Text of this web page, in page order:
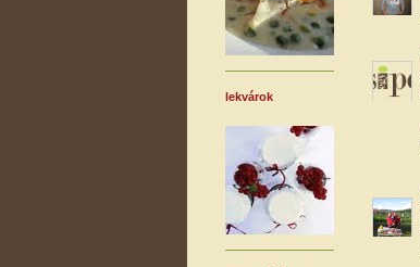
lekvárok